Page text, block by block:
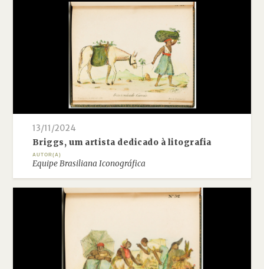
13/11/2024
Briggs, um artista dedicado à litografia
AUTOR(A)
Equipe Brasiliana Iconográfica